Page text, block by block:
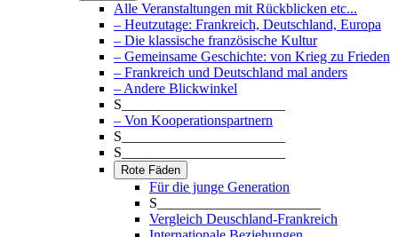
Alle Veranstaltungen mit Rückblicken etc...
– Heutzutage: Frankreich, Deutschland, Europa
– Die klassische französische Kultur
– Gemeinsame Geschichte: von Krieg zu Frieden
– Frankreich und Deutschland mal anders
– Andere Blickwinkel
S_______________________
– Von Kooperationspartnern
S_______________________
S_______________________
Rote Fäden
Für die junge Generation
S_______________________
Vergleich Deuschland-Frankreich